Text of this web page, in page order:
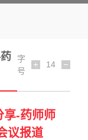
字
号
14
享-药师师
议报道